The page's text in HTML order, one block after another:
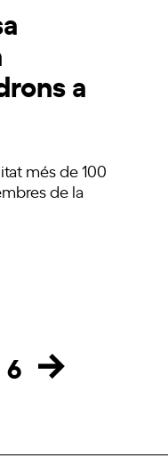
a
més de 100
de la
Page
6